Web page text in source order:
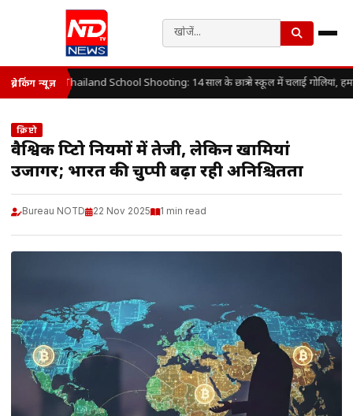
ब्रेकिंग न्यूज़ Thailand School Shooting: 14 साल के छात्र ने स्कूल में चलाई गोलियां,
क्रिप्टो
वैश्विक क्रिप्टो नियमों में तेजी, लेकिन खामियां
उजागर; भारत की चुप्पी बढ़ा रही अनिश्चितता
Bureau NOTD 22 Nov 2025 1 min read